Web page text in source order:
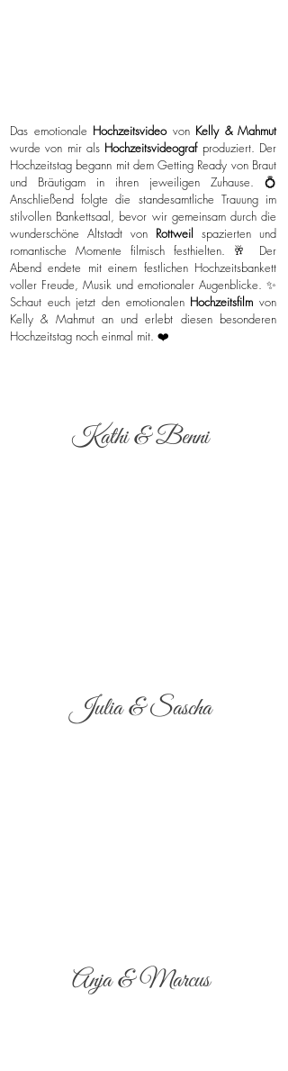
Das emotionale Hochzeitsvideovon Kelly & Mahmut
wurde von mir als Hochzeitsvideograf produziert. Der
Hochzeitstag begann mit dem Getting Ready von Braut
und Bräutigam in ihren jeweiligen Zuhause. 💍
Anschließend folgte die standesamtliche Trauung im
stilvollen Bankettsaal, bevor wir gemeinsam durch die
wunderschöne Altstadt von Rottweil spazierten und
romantische Momente filmisch festhielten. 🥂 Der
Abend endete mit einem festlichen Hochzeitsbankett
voller Freude, Musik und emotionaler Augenblicke. ✨
Schaut euch jetzt den emotionalen Hochzeitsfilmvon
Kelly & Mahmut an und erlebt diesen besonderen
Hochzeitstag noch einmal mit. ❤️
Kathi & Benni
Julia & Sascha
Anja & Marcus